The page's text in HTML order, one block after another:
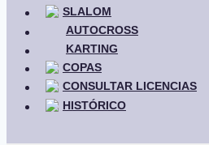
SLALOM
AUTOCROSS
KARTING
COPAS
CONSULTAR LICENCIAS
HISTÓRICO